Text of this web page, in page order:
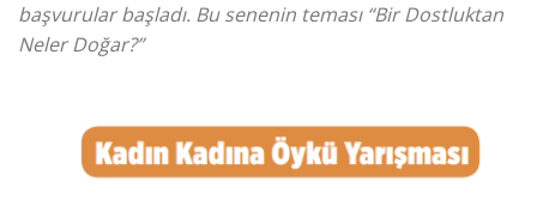
başvurular başladı. Bu senenin teması “Bir Dostluktan
Neler Doğar?”